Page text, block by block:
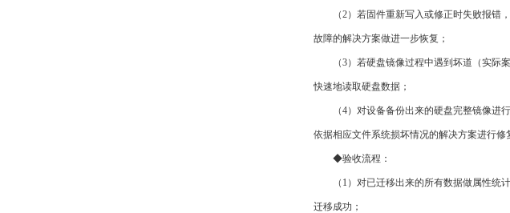
（2）若固件重新写入或修正时失败报错，
故障的解决方案做进一步恢复；
（3）若硬盘镜像过程中遇到坏道（实际案
快速地读取硬盘数据；
（4）对设备备份出来的硬盘完整镜像进行
依据相应文件系统损坏情况的解决方案进行修
◆验收流程：
（1）对已迁移出来的所有数据做属性统计
迁移成功；